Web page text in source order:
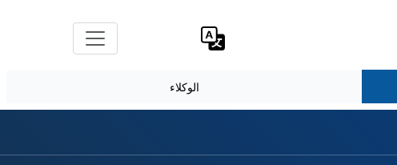
الوكلاء